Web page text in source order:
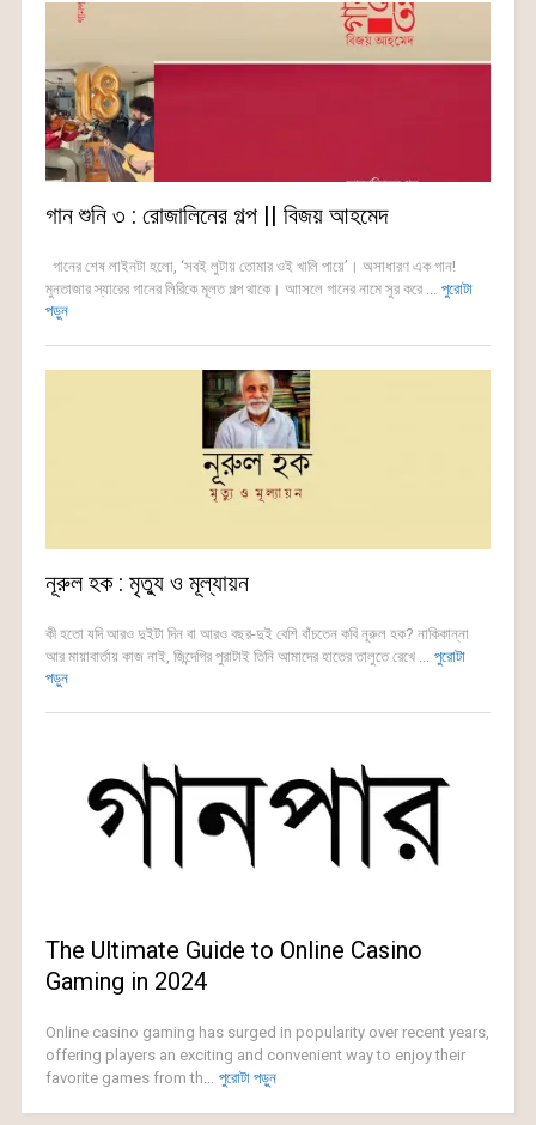
গান শুনি ৩ : রোজালিনের গল্প || বিজয় আহমেদ
গানের শেষ লাইনটা হলো, ‘সবই লুটায় তোমার ওই খালি পায়ে’। অসাধারণ এক গান!
মুনতাজার স্যারের গানের লিরিকে মূলত গল্প থাকে। আাসলে গানের নামে সুর করে ... পুরোটা
পড়ুন
নূরুল হক : মৃত্যু ও মূল্যায়ন
কী হতো যদি আরও দুইটা দিন বা আরও বছর-দুই বেশি বাঁচতেন কবি নূরুল হক? নাকিকান্না
আর মায়াবার্তায় কাজ নাই, জিন্দেগির পুরাটাই তিনি আমাদের হাতের তালুতে রেখে ... পুরোটা
পড়ুন
The Ultimate Guide to Online Casino
Gaming in 2024
Online casino gaming has surged in popularity over recent years,
offering players an exciting and convenient way to enjoy their
favorite games from th... পুরোটা পড়ুন